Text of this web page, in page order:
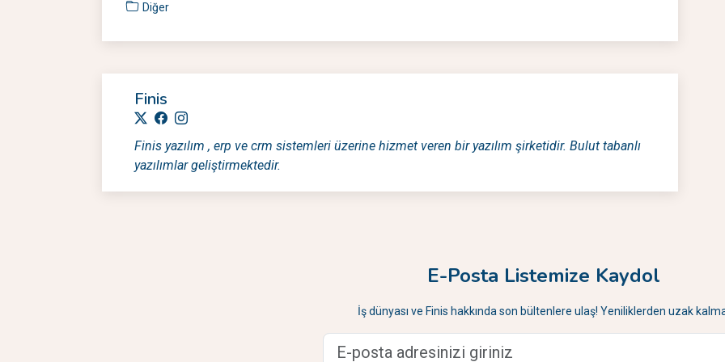
Diğer
Finis
Finis yazılım , erp ve crm sistemleri üzerine hizmet veren bir yazılım şirketidir. Bulut tabanlı
yazılımlar geliştirmektedir.
E-Posta Listemize Kaydol
İş dünyası ve Finis hakkında son bültenlere ulaş! Yeniliklerden uzak